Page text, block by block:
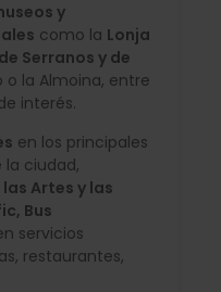
y
como la Lonja
Serranos y de
o la Almoina, entre
interés.
en los principales
ciudad,
Artes y las
Bus
servicios
restaurantes,